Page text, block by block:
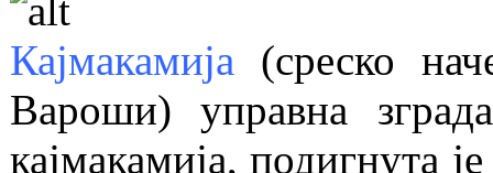
Кајмакамија (среско
Вароши) управна
кајмакамија, подигнута